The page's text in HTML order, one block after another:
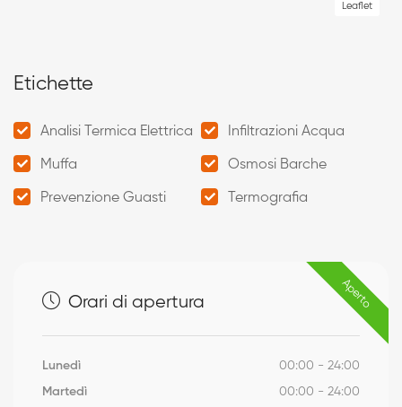
Leaflet
Etichette
Analisi Termica Elettrica Infiltrazioni Acqua
Muffa Osmosi Barche
Prevenzione Guasti Termografia
Aperto
Orari di apertura
Lunedì 00:00 - 24:00
Martedì 00:00 - 24:00